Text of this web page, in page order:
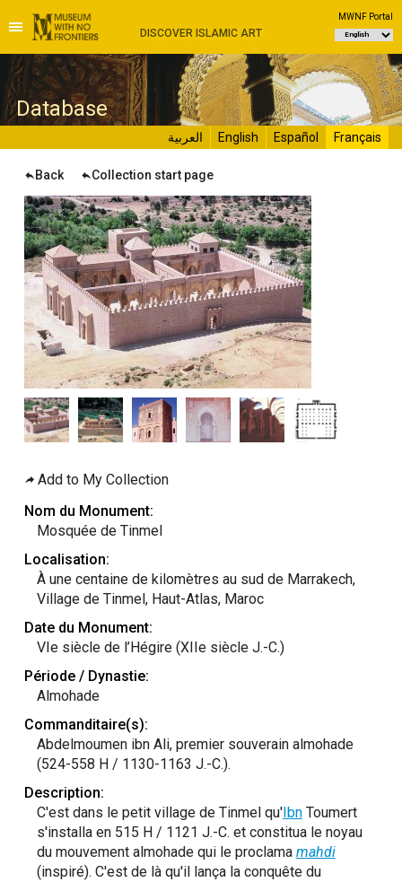
DISCOVER ISLAMIC ART
MWNF Portal
Database
Français
Español
English العربية
Back Collection start page
Add to My Collection
Nom du Monument:
Mosquée de Tinmel
Localisation:
À une centaine de kilomètres au sud de Marrakech,
Village de Tinmel, Haut-Atlas, Maroc
Date du Monument:
VIe siècle de l’Hégire (XIIe siècle J.-C.)
Période / Dynastie:
Almohade
Commanditaire(s):
Abdelmoumen ibn Ali, premier souverain almohade
(524-558 H / 1130-1163 J.-C.).
Description:
C'est dans le petit village de Tinmel qu'IbnToumert
s'installa en 515 H / 1121 J.-C. et constitua le noyau
du mouvement almohade qui le proclama mahdi
(inspiré). C'est de là qu'il lança la conquête du